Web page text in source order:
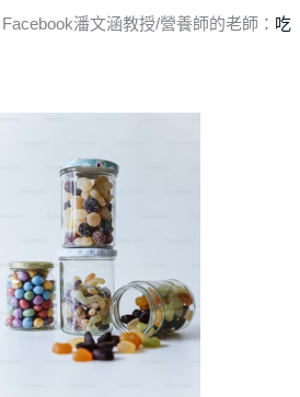
潘文涵教授/營養師的老師： 吃